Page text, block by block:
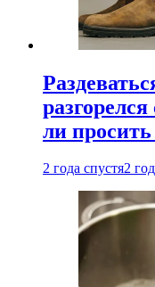
ли просить
2 года спустя2